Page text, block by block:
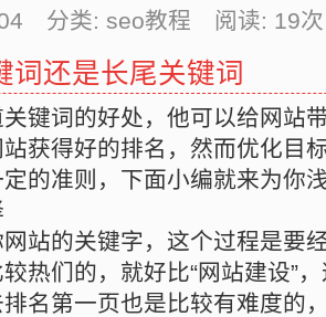
04 分类: seo教程 阅读: 19
词还是长尾关键词
键词的好处，他可以给网站
获得好的排名，然而优化目
的准则，下面小编就来为你
站的关键字，这个过程是要
热们的，就好比“网站建设”
名第一页也是比较有难度的